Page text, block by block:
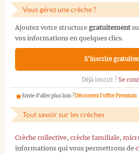
Vous gérez une crèche ?
Ajoutez votre structure gratuitement
vos informations en quelques clics.
S'inscrire
Déjà inscrit ? Se
Envie d'aller plus loin ?Découvrez l'offre Premium
Tout savoir sur les crèches
Crèche collective, crèche familiale,
informations qui vous permettrons de